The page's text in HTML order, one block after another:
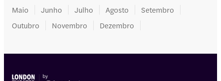
Maio
Junho Julho Agosto
Setembro
Outubro
Novembro Dezembro